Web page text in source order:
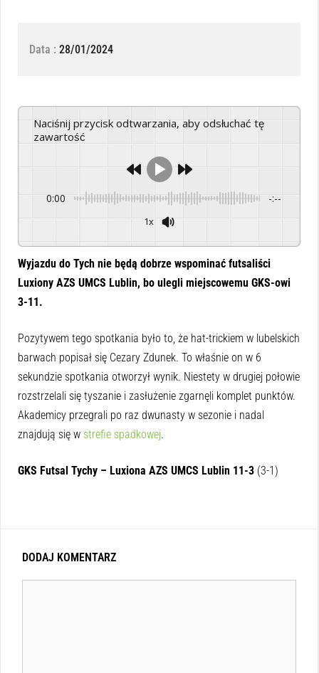
Data : 28/01/2024
Naciśnij przycisk odtwarzania, aby odsłuchać tę
zawartość
0:00 -:--
1x
Wyjazdu do Tych nie będą dobrze wspominać futsaliści
Luxiony AZS UMCS Lublin, bo ulegli miejscowemu GKS-owi
3-11.
Pozytywem tego spotkania było to, że hat-trickiem w lubelskich
barwach popisał się Cezary Zdunek. To właśnie on w 6
sekundzie spotkania otworzył wynik. Niestety w drugiej połowie
rozstrzelali się tyszanie i zasłużenie zgarnęli komplet punktów.
Akademicy przegrali po raz dwunasty w sezonie i nadal
znajdują się w strefie spadkowej.
GKS Futsal Tychy – Luxiona AZS UMCS Lublin 11-3 (3-1)
DODAJ KOMENTARZ